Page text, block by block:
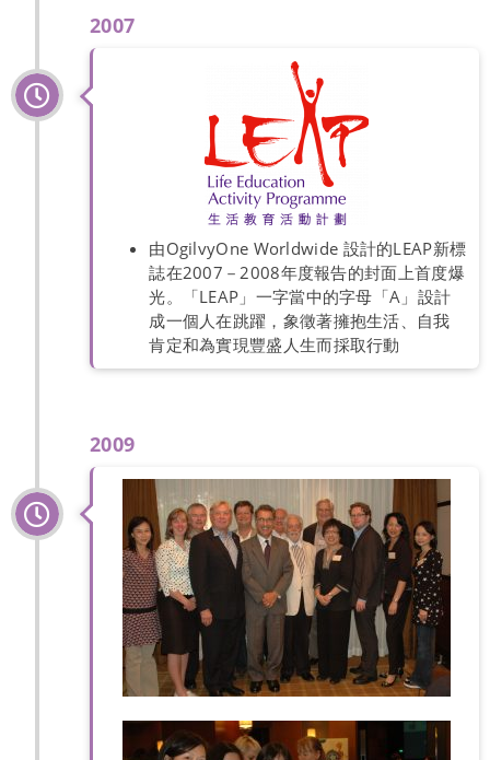
2007
由OgilvyOne Worldwide 設計的LEAP新標
誌在2007－2008年度報告的封面上首度爆
光。「LEAP」一字當中的字母「A」設計
成一個人在跳躍，象徵著擁抱生活、自我
肯定和為實現豐盛人生而採取行動
2009